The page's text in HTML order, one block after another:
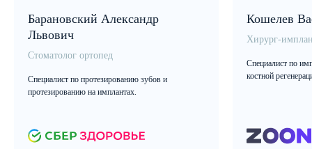
Барановский Александр
Львович
Стоматолог ортопед
Специалист по протезированию зубов и
протезированию на имплантах.
Кошелев
Хирург-
Специалист по
костной